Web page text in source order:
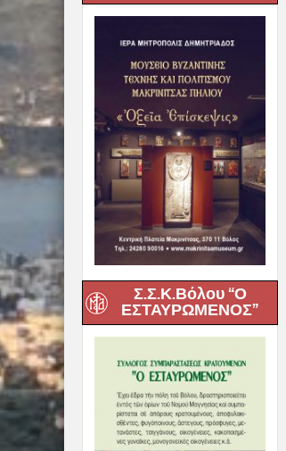
Σ.Σ.Κ.Βόλου “Ο
ΕΣΤΑΥΡΩΜΕΝΟΣ”